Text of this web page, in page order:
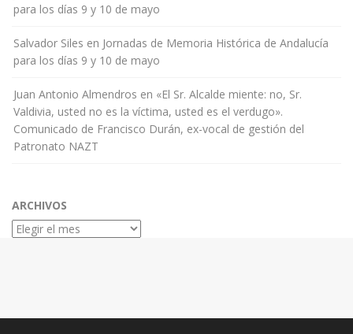
para los días 9 y 10 de mayo
Salvador Siles en Jornadas de Memoria Histórica de Andalucía
para los días 9 y 10 de mayo
Juan Antonio Almendros en «El Sr. Alcalde miente: no, Sr.
Valdivia, usted no es la víctima, usted es el verdugo».
Comunicado de Francisco Durán, ex-vocal de gestión del
Patronato NAZT
ARCHIVOS
Archivos